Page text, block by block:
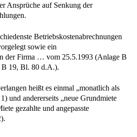
Ansprüche auf Senkung der
Betriebskostenabrechnungen
sowie ein
der Firma … vom 25.5.1993 (Anlage B
19, Bl. 80 d.A.).
heißt es einmal „monatlich als
und andererseits „neue Grundmiete
gezahlte und angepasste